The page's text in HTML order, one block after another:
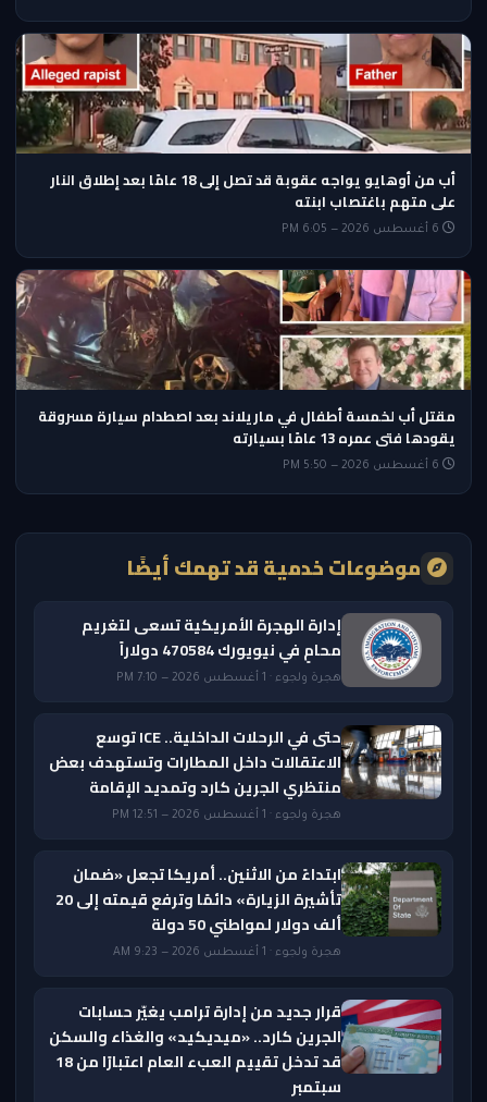
أب من أوهايو يواجه عقوبة قد تصل إلى 18 عامًا بعد إطلاق النار
على متهم باغتصاب ابنته
مقتل أب لخمسة أطفال في ماريلاند بعد اصطدام سيارة مسروقة
يقودها فتى عمره 13 عامًا بسيارته
موضوعات خدمية قد تهمك أيضًا
إدارة الهجرة الأمريكية تسعى لتغريم
محامٍ في نيويورك 470584 دولاراً
هجرة ولجوء · 1 أغسطس 2026 — 7:10 PM
حتى في الرحلات الداخلية.. ICE توسع
الاعتقالات داخل المطارات وتستهدف بعض
منتظري الجرين كارد وتمديد الإقامة
هجرة ولجوء · 1 أغسطس 2026 — 12:51 PM
ابتداءً من الاثنين.. أمريكا تجعل «ضمان
تأشيرة الزيارة» دائمًا وترفع قيمته إلى 20
ألف دولار لمواطني 50 دولة
هجرة ولجوء · 1 أغسطس 2026 — 9:23 AM
قرار جديد من إدارة ترامب يغيّر حسابات
الجرين كارد.. «ميديكيد» والغذاء والسكن
قد تدخل تقييم العبء العام اعتبارًا من 18
سبتمبر